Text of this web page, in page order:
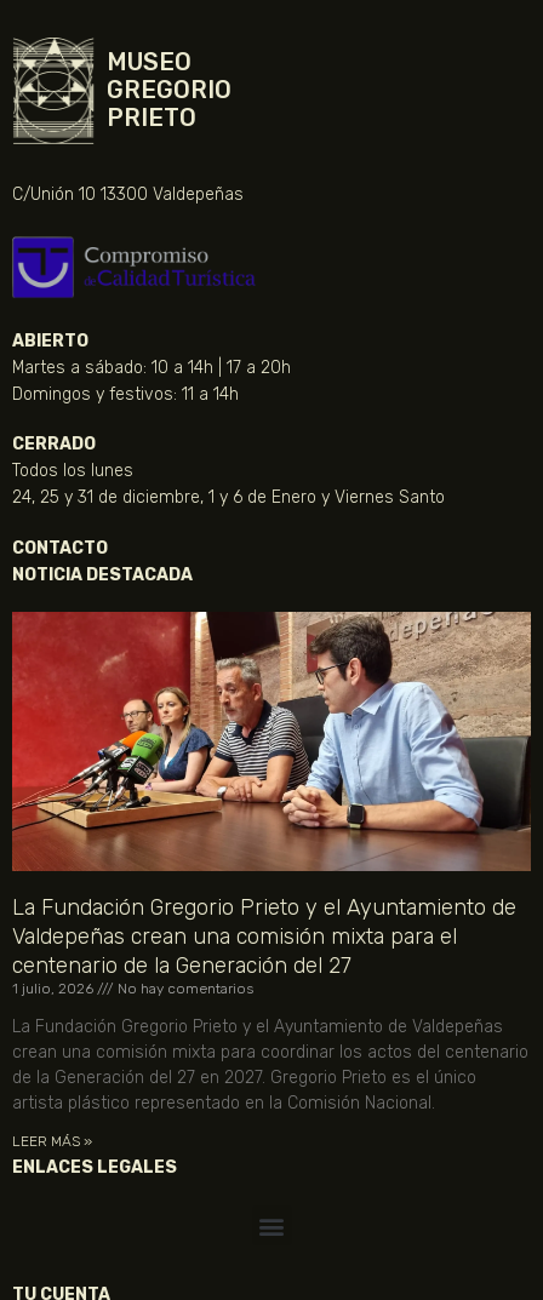
MUSEO
GREGORIO
PRIETO
C/Unión 10 13300 Valdepeñas
ABIERTO
Martes a sábado: 10 a 14h | 17 a 20h
Domingos y festivos: 11 a 14h
CERRADO
Todos los lunes
24, 25 y 31 de diciembre, 1 y 6 de Enero y Viernes Santo
CONTACTO
NOTICIA DESTACADA
La Fundación Gregorio Prieto y el Ayuntamiento de
Valdepeñas crean una comisión mixta para el
centenario de la Generación del 27
1 julio, 2026 No hay comentarios
La Fundación Gregorio Prieto y el Ayuntamiento de Valdepeñas
crean una comisión mixta para coordinar los actos del centenario
de la Generación del 27 en 2027. Gregorio Prieto es el único
artista plástico representado en la Comisión Nacional.
LEER MÁS »
ENLACES LEGALES
TU CUENTA